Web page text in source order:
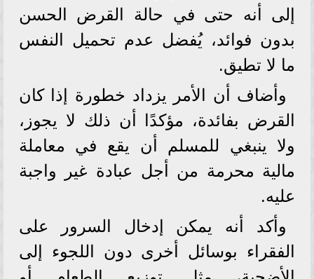
إلى أنه حتى في حالة القرض الحسن
بدون فوائد، يُفضل عدم تحميل النفس
ما لا تطيق.
وأضاف أن الأمر يزداد خطورة إذا كان
القرض بفائدة، مؤكدًا أن ذلك لا يجوز،
ولا ينبغي للمسلم أن يقع في معاملة
مالية محرمة من أجل عبادة غير واجبة
عليه.
وأكد أنه يمكن إدخال السرور على
الفقراء بوسائل أخرى دون اللجوء إلى